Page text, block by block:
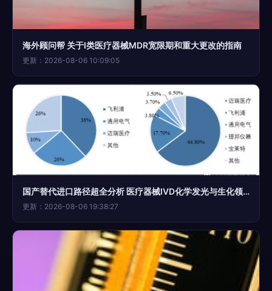
海外顾问帮 关于I类医疗器械MDR宽限期和重大更改的指南
更新：2026-08-06 10:09:05
国产替代进口路径超全分析 医疗器械IVD化学发光与生化领域
更新：2026-08-06 19:38:27